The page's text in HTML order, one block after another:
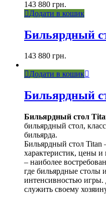
143 880 грн.
Додати в кошик
Бильярдный
143 880 грн.
Додати в кошик
Бильярдный
Бильярдный стол
бильярдный стол,
бильярда.
Бильярдный стол Titan
характеристик, цены и
– наиболее
где бильярдные столы
интенсивностью
служить своему